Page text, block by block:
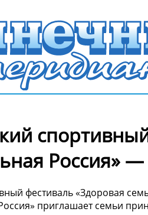
Россия»
фестиваль «Здоровая
приглашает семьи